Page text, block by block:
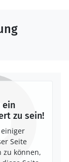
ein
zu sein!
Seite
zu können,